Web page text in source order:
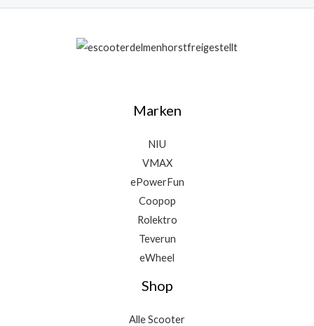
Marken
NIU
VMAX
ePowerFun
Coopop
Rolektro
Teverun
eWheel
Shop
Alle Scooter